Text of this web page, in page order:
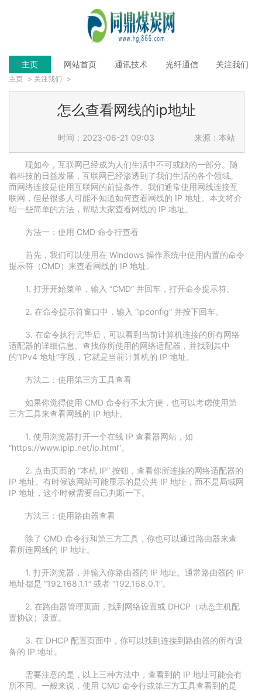
主页 网站首页 通讯技术 光纤通信 关注我们
主页 > 关注我们 >
怎么查看网线的ip地址
时间：2023-06-21 09:03 来源：本站
现如今，互联网已经成为人们生活中不可或缺的一部分。随
着科技的日益发展，互联网已经渗透到了我们生活的各个领域。
而网络连接是使用互联网的前提条件。我们通常使用网线连接互
联网，但是很多人可能不知道如何查看网线的 IP 地址。本文将介
绍一些简单的方法，帮助大家查看网线的 IP 地址。
方法一：使用 CMD 命令行查看
首先，我们可以使用在 Windows 操作系统中使用内置的命令
提示符（CMD）来查看网线的 IP 地址。
1. 打开开始菜单，输入 “CMD” 并回车，打开命令提示符。
2. 在命令提示符窗口中，输入 “ipconfig” 并按下回车。
3. 在命令执行完毕后，可以看到当前计算机连接的所有网络
适配器的详细信息。查找你所使用的网络适配器，并找到其中
的“IPv4 地址”字段，它就是当前计算机的 IP 地址。
方法二：使用第三方工具查看
如果你觉得使用 CMD 命令行不太方便，也可以考虑使用第
三方工具来查看网线的 IP 地址。
1. 使用浏览器打开一个在线 IP 查看器网站，如
“https://www.ipip.net/ip.html”。
2. 点击页面的 “本机 IP” 按钮，查看你所连接的网络适配器的
IP 地址。有时候该网站可能显示的是公共 IP 地址，而不是局域网
IP 地址，这个时候需要自己判断一下。
方法三：使用路由器查看
除了 CMD 命令行和第三方工具，你也可以通过路由器来查
看所连网线的 IP 地址。
1. 打开浏览器，并输入你路由器的 IP 地址。通常路由器的 IP
地址都是 “192.168.1.1” 或者 “192.168.0.1”。
2. 在路由器管理页面，找到网络设置或 DHCP（动态主机配
置协议）设置。
3. 在 DHCP 配置页面中，你可以找到连接到路由器的所有设
备的 IP 地址。
需要注意的是，以上三种方法中，查看到的 IP 地址可能会有
所不同。一般来说，使用 CMD 命令行或第三方工具查看到的是